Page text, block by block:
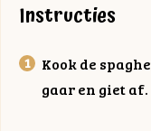
Instructies
Kook de
gaar en giet af.